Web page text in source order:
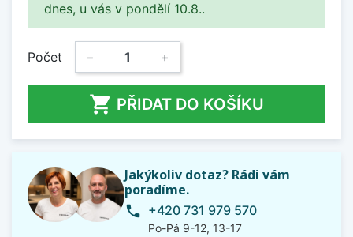
dnes, u vás v pondělí 10.8..
Počet − +
 PŘIDAT DO KOŠÍKU
Jakýkoliv dotaz? Rádi vám
poradíme.
phone +420 731 979 570
Po-Pá 9-12, 13-17